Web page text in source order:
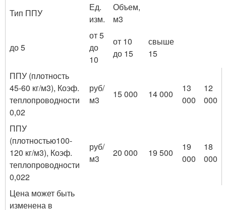
Тип ППУ
Ед.
изм.
Объем,
м3
до 5
от 5
до
10
от 10
до 15
свыше
15
ППУ (плотность
45-60 кг/м3), Коэф.
теплопроводности
0,02
руб/
м3
15 000 14 000
13
000
12
000
ППУ
(плотностью100-
120 кг/м3), Коэф.
теплопроводности
0,022
руб/
м3
20 000 19 500
19
000
18
000
Цена может быть
изменена в